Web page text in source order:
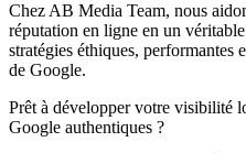
Chez AB Media Team, nous
réputation en ligne en un
stratégies éthiques, performantes
de Google.
Prêt à développer votre visibilité
Google authentiques ?